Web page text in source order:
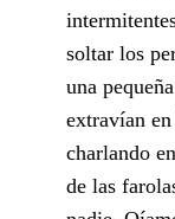
soltar los
una
extravían
charlando
de las